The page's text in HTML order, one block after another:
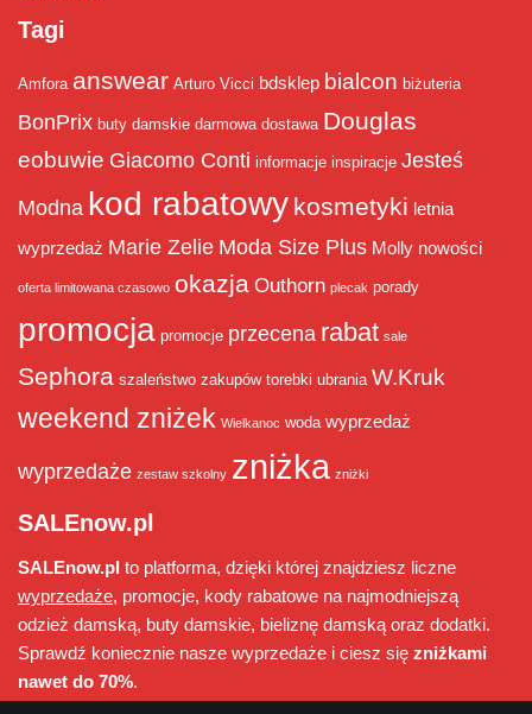
Tagi
Amfora answear Arturo Vicci bdsklep bialcon biżuteria
BonPrix buty damskie darmowa dostawa Douglas
eobuwie Giacomo Conti informacje inspiracje Jesteś
Modna kod rabatowy kosmetyki letnia
wyprzedaż Marie Zelie Moda Size Plus Molly nowości
oferta limitowana czasowo okazja Outhorn plecak porady
promocja promocje przecena rabat sale
Sephora szaleństwo zakupów torebki ubrania W.Kruk
weekend zniżek Wielkanoc woda wyprzedaż
wyprzedaże zestaw szkolny zniżka zniżki
SALEnow.pl
SALEnow.pl to platforma, dzięki której znajdziesz liczne
wyprzedaże, promocje, kody rabatowe na najmodniejszą
odzież damską, buty damskie, bieliznę damską oraz dodatki.
Sprawdź koniecznie nasze wyprzedaże i ciesz się zniżkami
nawet do 70%.